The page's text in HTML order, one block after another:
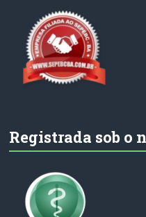
Registrada sob o